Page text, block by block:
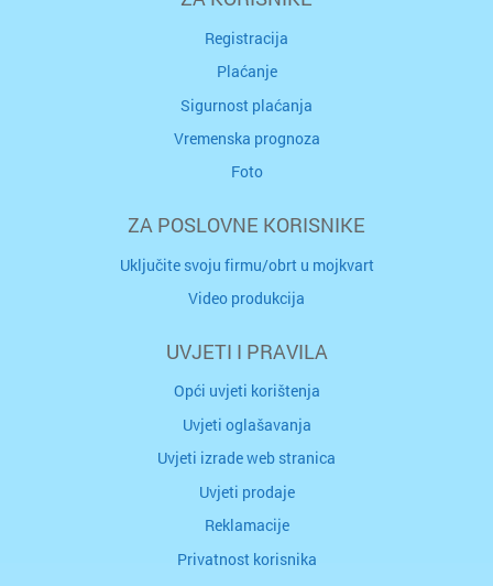
Registracija
Plaćanje
Sigurnost plaćanja
Vremenska prognoza
Foto
ZA POSLOVNE KORISNIKE
Uključite svoju firmu/obrt u mojkvart
Video produkcija
UVJETI I PRAVILA
Opći uvjeti korištenja
Uvjeti oglašavanja
Uvjeti izrade web stranica
Uvjeti prodaje
Reklamacije
Privatnost korisnika